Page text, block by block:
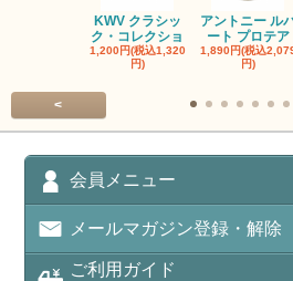
KWV クラシッ
ク・コレクショ
1,200円(税込1,320
円)
アントニー ル
ート プロテア
1,890円(税込
円)
<
会員メニュー
メールマガジン登録・解除
ご利用ガイド